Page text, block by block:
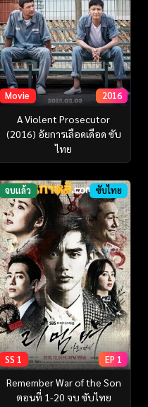
Movie 2016
A Violent Prosecutor
(2016) อัยการเลือดเดือด ซับ
ไทย
จบแล้ว ซับไทย
SS 1 EP 1
Remember War of the Son
ตอนที่ 1-20 จบ ซับไทย